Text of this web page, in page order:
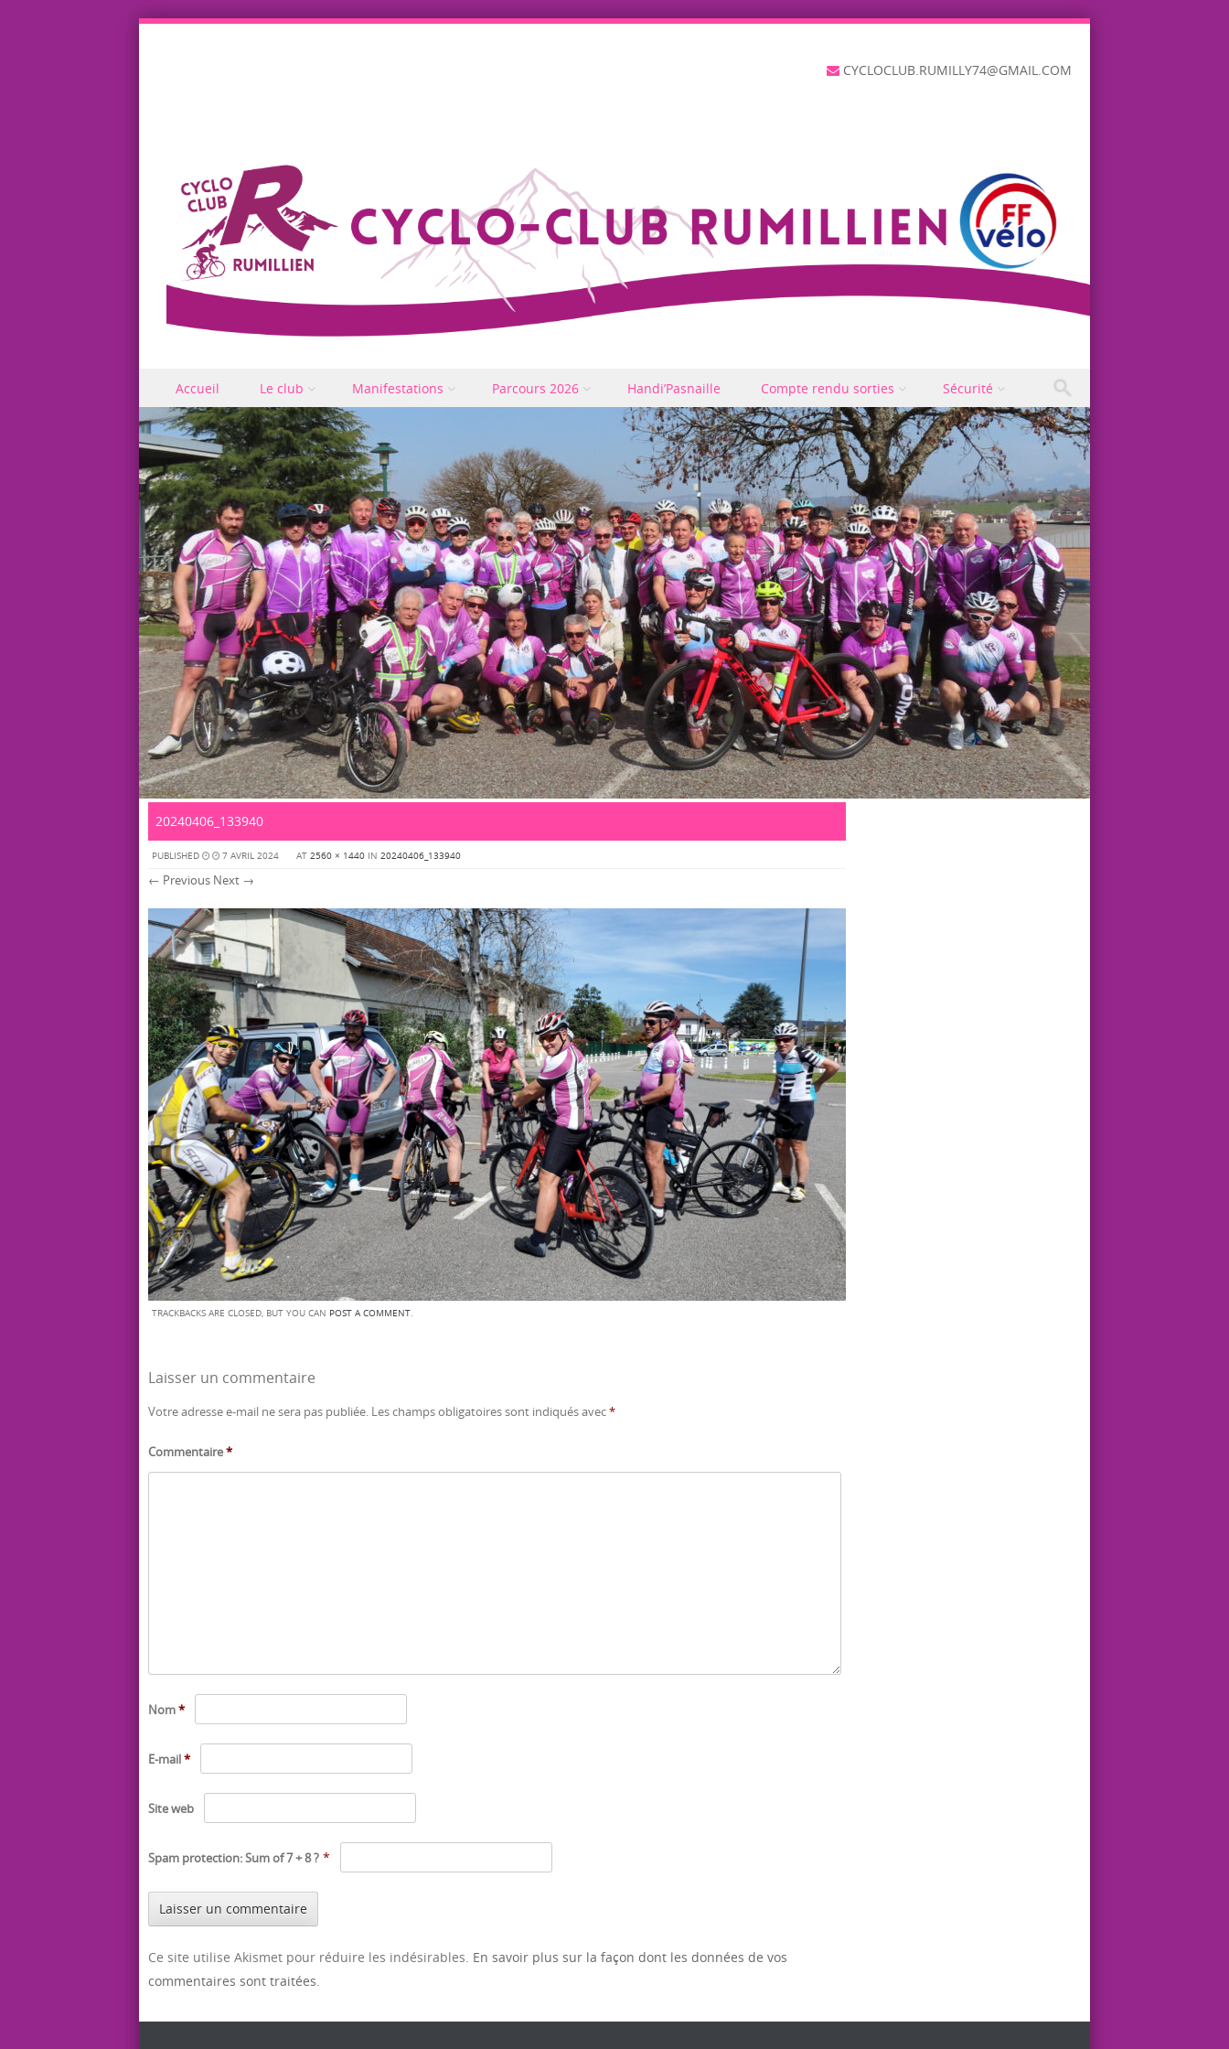
CYCLOCLUB.RUMILLY74@GMAIL.COM
Menu
Skip to content
Accueil Le club Manifestations Parcours 2026 Handi’Pasnaille Compte rendu sorties Sécurité
20240406_133940
PUBLISHED 7 AVRIL 2024 AT 2560 × 1440 IN 20240406_133940
← Previous Next →
TRACKBACKS ARE CLOSED, BUT YOU CAN POST A COMMENT.
Laisser un commentaire
Votre adresse e-mail ne sera pas publiée. Les champs obligatoires sont indiqués avec*
Commentaire*
Nom*
E-mail*
Site web
Spam protection: Sum of 7 + 8 ? *
Ce site utilise Akismet pour réduire les indésirables. En savoir plus sur la façon dont les données de vos
commentaires sont traitées.